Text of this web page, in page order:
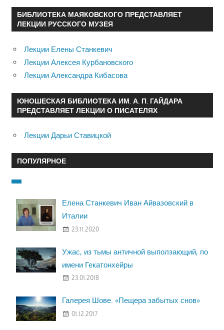
БИБЛИОТЕКА МАЯКОВСКОГО ПРЕДСТАВЛЯЕТ
ЛЕКЦИИ РУССКОГО МУЗЕЯ
Лекции Елены Станкевич
Лекции Алексея Курбановского
Лекции Александра Кибасова
ЮНОШЕСКАЯ БИБЛИОТЕКА ИМ. А. П. ГАЙДАРА
ПРЕДСТАВЛЯЕТ ЛЕКЦИИ О ПИСАТЕЛЯХ
Лекции Дарьи Ставицкой
ПОПУЛЯРНОЕ
Елена Станкевич Иван Айвазовский в
Италии
23.11.2020
Ужас, из тьмы античной выползающий, по
имени Гекатонхейры
23.01.2018
Галерея Шове. «Пещера забытых снов»
01.12.2017